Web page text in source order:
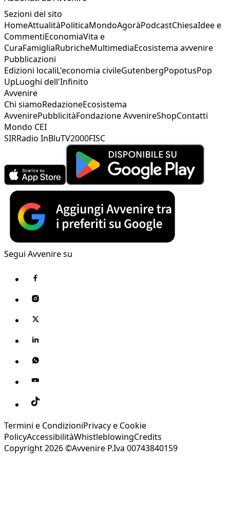
Sezioni del sito
HomeAttualitàPoliticaMondoAgoràPodcastChiesaIdee e
CommentiEconomiaVita e
CuraFamigliaRubricheMultimediaEcosistema avvenire
Pubblicazioni
Edizioni localiL'economia civileGutenbergPopotusPop
UpLuoghi dell'Infinito
Avvenire
Chi siamoRedazioneEcosistema
AvvenirePubblicitàFondazione AvvenireShopContatti
Mondo CEI
SIRRadio InBluTV2000FISC
Segui Avvenire su
Termini e CondizioniPrivacy e Cookie
PolicyAccessibilitàWhistleblowingCredits
Copyright 2026 ©Avvenire P.Iva 00743840159